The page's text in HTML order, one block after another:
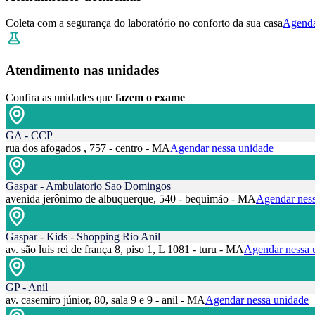
Coleta com a segurança do laboratório no conforto da sua casa
Atendimento nas unidades
Confira as unidades que fazem o exame
GA - CCP
rua dos afogados , 757 - centro - MAAgendar nessa unidade
Gaspar - Ambulatorio Sao Domingos
avenida jerônimo de albuquerque, 540 - bequimão - MAAgendar
Gaspar - Kids - Shopping Rio Anil
av. são luis rei de frança 8, piso 1, L 1081 - turu - MAAgendar nessa
GP - Anil
av. casemiro júnior, 80, sala 9 e 9 - anil - MAAgendar nessa unidade